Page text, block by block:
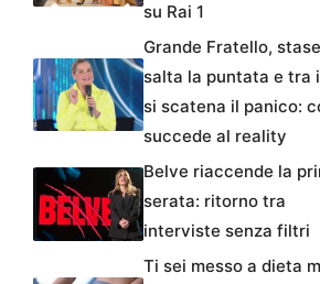
su Rai 1
Grande Fratello,
salta la puntata e tra
si scatena il panico:
succede al reality
Belve riaccende la
serata: ritorno tra
interviste senza filtri
Ti sei messo a dieta